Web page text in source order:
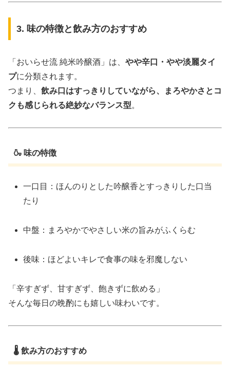
3. 味の特徴と飲み方のおすすめ
「おいらせ流 純米吟醸酒」は、 やや辛口・やや淡麗タイ
プに分類されます。
つまり、 飲み口はすっきりしていながら、まろやかさとコ
クも感じられる絶妙なバランス型。
🍶 味の特徴
一口目：ほんのりとした吟醸香とすっきりした口当
たり
中盤：まろやかでやさしい米の旨みがふくらむ
後味：ほどよいキレで食事の味を邪魔しない
「辛すぎず、甘すぎず、飽きずに飲める」
そんな毎日の晩酌にも嬉しい味わいです。
🌡 飲み方のおすすめ